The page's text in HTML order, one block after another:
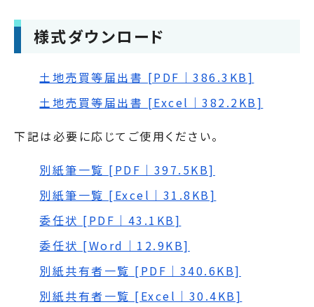
様式ダウンロード
土地売買等届出書 [PDF｜386.3KB]
土地売買等届出書 [Excel｜382.2KB]
下記は必要に応じてご使用ください。
別紙筆一覧 [PDF｜397.5KB]
別紙筆一覧 [Excel｜31.8KB]
委任状 [PDF｜43.1KB]
委任状 [Word｜12.9KB]
別紙共有者一覧 [PDF｜340.6KB]
別紙共有者一覧 [Excel｜30.4KB]